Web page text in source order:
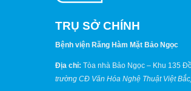
TRỤ SỞ CHÍNH
Bệnh viện Răng Hàm Mặt Bảo Ngọc
Địa chỉ: Tòa nhà Bảo Ngọc – Khu 135
trường CĐ Văn Hóa Nghệ Thuật Việt